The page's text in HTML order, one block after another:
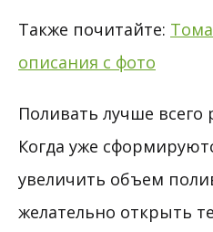
Также почитайте:
описания с фото
Поливать лучше всего
Когда уже
увеличить объем
желательно открыть